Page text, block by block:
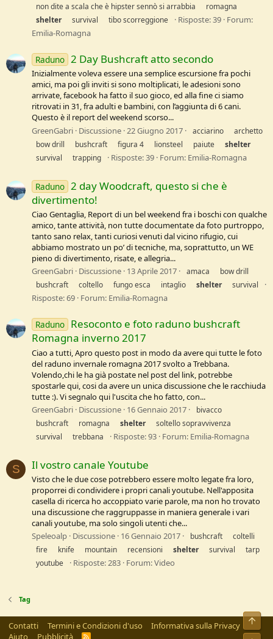
non dite a scala che è hipster sennò si arrabbia
romagna
shelter
survival tibo scorreggione Risposte: 39 Forum:
Emilia-Romagna
Raduno 2 Day Bushcraft atto secondo
Inizialmente voleva essere una semplice escursione fra pochi
amici, ma poi gli inviti si sono moltiplicati, le adesioni sono
arrivate, facebook ha fatto il suo gioco, ed alla fine ci siamo
ritrovati in 31, fra adulti e bambini, con l’aggiunta di 6 cani.
Questo è il report del weekend scorso...
GreenGabri Discussione 22 Giugno 2017 acciarino
archetto
bow drill
bushcraft figura 4 lionsteel paiute
shelter
survival
trapping Risposte: 39 Forum: Emilia-Romagna
Raduno 2 day Woodcraft, questo si che è
divertimento!
Ciao Gentaglia, Report di un bel weekend fra i boschi con qualche
amico, tante attività, non tutte documentate da foto purtroppo,
tanto sano relax, tanti curiosi venuti dal vicino rifugio, cui
abbiamo mostrato un po’ di tecniche, ma, soprattutto, un WE
pieno di divertimento, risate, e allegria...
GreenGabri Discussione 13 Aprile 2017 amaca
bow drill
bushcraft
coltello fungo esca intaglio shelter survival
Risposte: 69 Forum: Emilia-Romagna
Raduno Resoconto e foto raduno bushcraft
Romagna inverno 2017
Ciao a tutti, Apro questo post in modo da avere qui tutte le foto
del raduno invernale romagna 2017 svolto a Trebbana.
Volendo,chi le ha già postate nel post del link, potrebbe
spostarle qui, cosi da avere un unica discussione che le racchiuda
tutte :). Vi segnalo qui l'uscita che ho fatto, con...
GreenGabri Discussione 16 Gennaio 2017
bivacco
bushcraft
romagna shelter
soltello sopravvivenza
survival
trebbana Risposte: 93 Forum: Emilia-Romagna
S Il vostro canale Youtube
Visto che le due cose potrebbero essere molto legate fra loro,
proporrei di condividere i propri canali youtube. Nell'apposita
casella di ricerca ho accoppiato varie parole, ma non ho trovato
una discussione che raggruppasse in maniera generale i vari
canali youtube, ma solo singoli utenti che...
Speleoalp Discussione 16 Gennaio 2017 bushcraft
coltelli
fire
knife mountain recensioni shelter survival
tarp
youtube
Risposte: 283 Forum:Video
Tag
Contatti Termini e Condizioni d'uso
Informativa sulla Privacy
Aiuto
Pubblicità R
Alto